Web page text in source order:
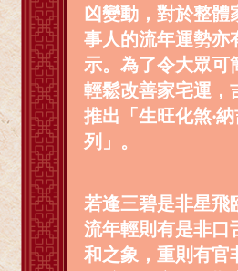
凶變動，對於整體
事人的流年運勢亦
示。為了令大眾可
輕鬆改善家宅運，
推出「生旺化煞‧
列」。
若逢三碧是非星飛
流年輕則有是非口
和之象，重則有官